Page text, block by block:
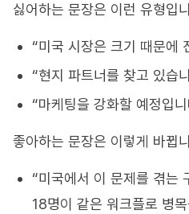
싫어하는 문장은 이런 유형입
“미국 시장은 크기 때문에
“현지 파트너를 찾고 있습
“마케팅을 강화할 예정입니
좋아하는 문장은 이렇게 바뀝
“미국에서 이 문제를 겪는
18명이 같은 워크플로 병